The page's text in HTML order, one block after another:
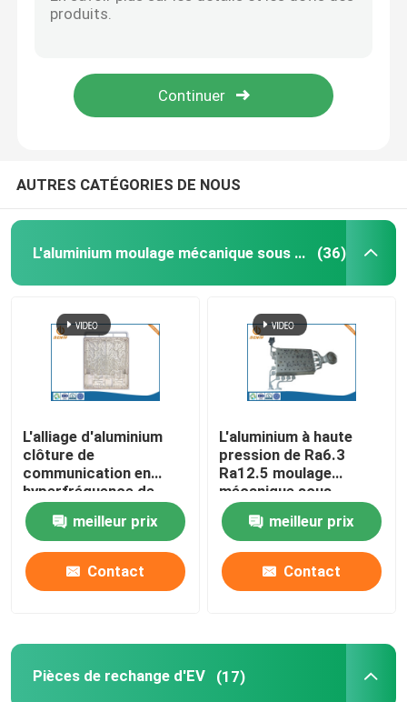
Pièces de fraisage de commande numérique par
Pièces en plastique faites sur commande d'injection
la lingotière de moulage mécanique sous pression
Les pièces d'auto de moulage mécanique sous
Le logement du moulage mécanique sous pression
Pièces de rechange de meubles de bureau
le zinc moulage mécanique sous pression
Services rapides de prototypage
AUTRES CATÉGORIES DE NOUS
L'aluminium moulage mécanique sous pression (36)
L'alliage d'aluminium
clôture de
communication en
hyperfréquence de
pièces de moulage
mécanique sous
pression
meilleur prix
Contact
L'aluminium à haute
pression de Ra6.3
Ra12.5 moulage
mécanique sous
pression pour la
communication
meilleur prix
Contact
Pièces de rechange d'EV (17)